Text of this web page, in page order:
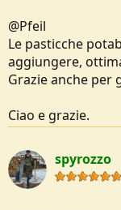
@Pfeil
Le pasticche
aggiungere,
Grazie anche per
Ciao e grazie.
spyrozzo